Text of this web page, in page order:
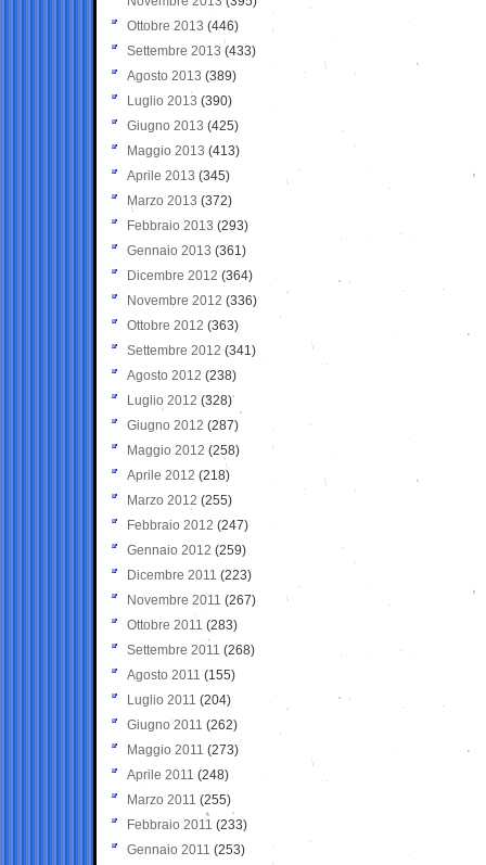
Ottobre 2013 (446)
Settembre 2013 (433)
Agosto 2013 (389)
Luglio 2013 (390)
Giugno 2013 (425)
Maggio 2013 (413)
Aprile 2013 (345)
Marzo 2013 (372)
Febbraio 2013 (293)
Gennaio 2013 (361)
Dicembre 2012 (364)
Novembre 2012 (336)
Ottobre 2012 (363)
Settembre 2012 (341)
Agosto 2012 (238)
Luglio 2012 (328)
Giugno 2012 (287)
Maggio 2012 (258)
Aprile 2012 (218)
Marzo 2012 (255)
Febbraio 2012 (247)
Gennaio 2012 (259)
Dicembre 2011 (223)
Novembre 2011 (267)
Ottobre 2011 (283)
Settembre 2011 (268)
Agosto 2011 (155)
Luglio 2011 (204)
Giugno 2011 (262)
Maggio 2011 (273)
Aprile 2011 (248)
Marzo 2011 (255)
Febbraio 2011 (233)
Gennaio 2011 (253)